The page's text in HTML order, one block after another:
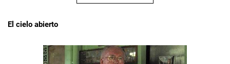
El cielo abierto